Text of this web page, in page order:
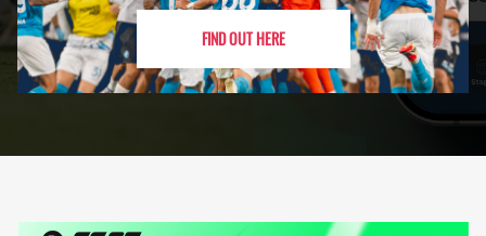
FIND OUT HERE